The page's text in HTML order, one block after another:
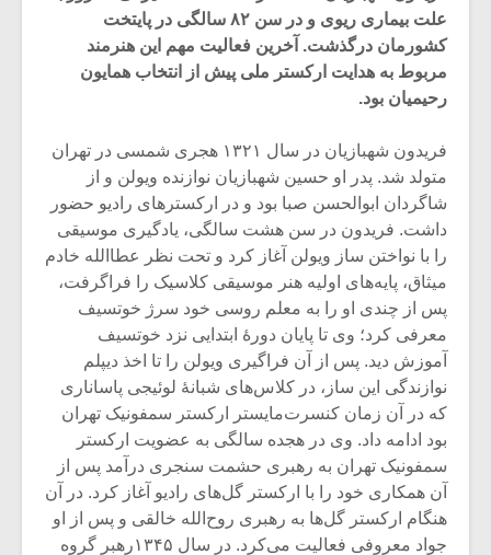
علت بیماری ریوی و در سن ۸۲ سالگی در پایتخت
کشورمان درگذشت. آخرین فعالیت مهم این هنرمند
مربوط به هدایت ارکستر ملی پیش از انتخاب همایون
رحیمیان بود.
‌فریدون شهبازیان در سال ۱۳۲۱ هجری شمسی در تهران
متولد شد. پدر او حسین شهبازیان نوازنده ویولن و از
شاگردان ابوالحسن صبا بود و در ارکسترهای رادیو حضور
داشت. فریدون در سن هشت سالگی، یادگیری موسیقی
را با نواختن ساز ویولن آغاز کرد و تحت نظر عطاالله خادم
میثاق، پایه‌های اولیه هنر موسیقی کلاسیک را فراگرفت،
پس از چندی او را به معلم روسی خود سرژ خوتسیف
معرفی کرد؛ وی تا پایان دورهٔ ابتدایی نزد خوتسیف
آموزش دید. پس از آن فراگیری ویولن را تا اخذ دیپلم
نوازندگی این ساز، در کلاس‌های شبانهٔ لوئیجی پاساناری
که در آن زمان کنسرت‌مایستر ارکستر سمفونیک تهران
بود ادامه داد. وی در هجده سالگی به عضویت ارکستر
سمفونیک تهران به رهبری حشمت سنجری درآمد پس از
آن همکاری خود را با ارکستر گل‌های رادیو آغاز کرد. در آن
هنگام ارکستر گل‌ها به رهبری روح‌الله خالقی و پس از او
جواد معروفی فعالیت می‌کرد. در سال ۱۳۴۵رهبر گروه